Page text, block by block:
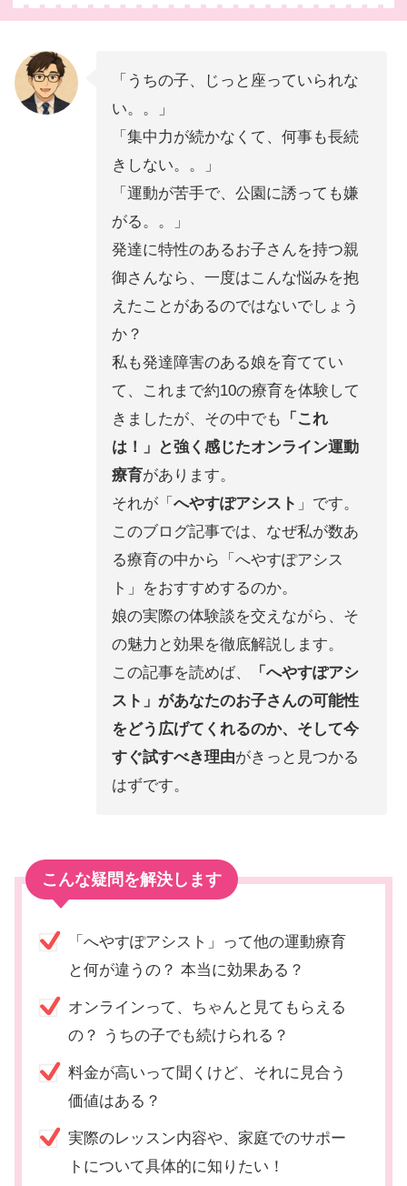
「うちの子、じっと座っていられな
い。。」
「集中力が続かなくて、何事も長続
きしない。。」
「運動が苦手で、公園に誘っても嫌
がる。。」
発達に特性のあるお子さんを持つ親
御さんなら、一度はこんな悩みを抱
えたことがあるのではないでしょう
か？
私も発達障害のある娘を育ててい
て、これまで約10の療育を体験して
きましたが、その中でも
「これ
は！」と強く感じたオンライン運動
療育があります。
それが「 へやすぽアシスト 」です。
このブログ記事では、なぜ私が数あ
る療育の中から「へやすぽアシス
ト」をおすすめするのか。
娘の実際の体験談を交えながら、そ
の魅力と効果を徹底解説します。
この記事を読めば、
「へやすぽアシ
スト」があなたのお子さんの可能性
をどう広げてくれるのか、そして今
すぐ試すべき理由がきっと見つかる
はずです。
こんな疑問を解決します
「へやすぽアシスト」って他の運動療育
と何が違うの？ 本当に効果ある？
オンラインって、ちゃんと見てもらえる
の？ うちの子でも続けられる？
料金が高いって聞くけど、それに見合う
価値はある？
実際のレッスン内容や、家庭でのサポー
トについて具体的に知りたい！